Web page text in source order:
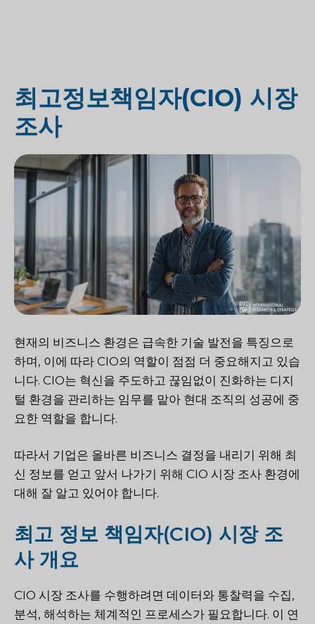
최고정보책임자(CIO) 시장
조사
현재의 비즈니스 환경은 급속한 기술 발전을 특징으로
하며, 이에 따라 CIO의 역할이 점점 더 중요해지고 있습
니다. CIO는 혁신을 주도하고 끊임없이 진화하는 디지
털 환경을 관리하는 임무를 맡아 현대 조직의 성공에 중
요한 역할을 합니다.
따라서 기업은 올바른 비즈니스 결정을 내리기 위해 최
신 정보를 얻고 앞서 나가기 위해 CIO 시장 조사 환경에
대해 잘 알고 있어야 합니다.
최고 정보 책임자(CIO) 시장 조
사 개요
CIO 시장 조사를 수행하려면 데이터와 통찰력을 수집,
분석, 해석하는 체계적인 프로세스가 필요합니다. 이 연